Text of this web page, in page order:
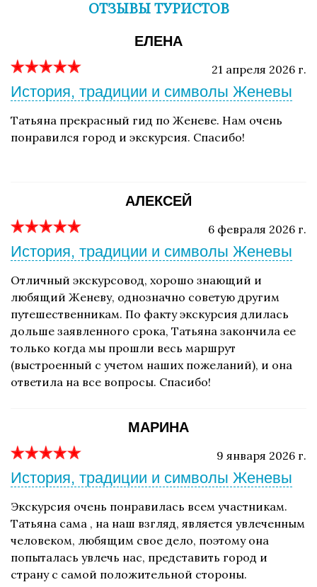
ОТЗЫВЫ ТУРИСТОВ
ЕЛЕНА
21 апреля 2026 г.
История, традиции и символы Женевы
Татьяна прекрасный гид по Женеве. Нам очень
понравился город и экскурсия. Спасибо!
АЛЕКСЕЙ
6 февраля 2026 г.
История, традиции и символы Женевы
Отличный экскурсовод, хорошо знающий и
любящий Женеву, однозначно советую другим
путешественникам. По факту экскурсия длилась
дольше заявленного срока, Татьяна закончила ее
только когда мы прошли весь маршрут
(выстроенный с учетом наших пожеланий), и она
ответила на все вопросы. Спасибо!
МАРИНА
9 января 2026 г.
История, традиции и символы Женевы
Экскурсия очень понравилась всем участникам.
Татьяна сама , на наш взгляд, является увлеченным
человеком, любящим свое дело, поэтому она
попыталась увлечь нас, представить город и
страну с самой положительной стороны.